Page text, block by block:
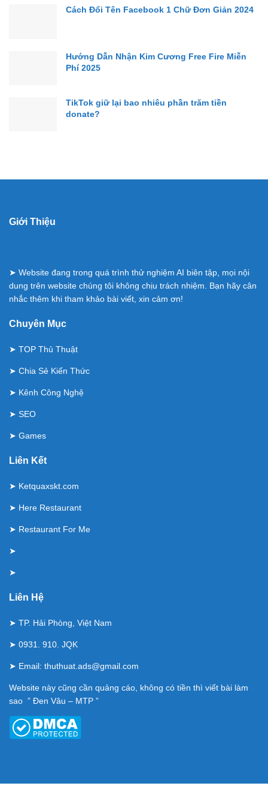
Cách Đổi Tên Facebook 1 Chữ Đơn Giản 2024
Hướng Dẫn Nhận Kim Cương Free Fire Miễn
Phí 2025
TikTok giữ lại bao nhiêu phần trăm tiền
donate?
Giới Thiệu
➤ Website đang trong quá trình thử nghiệm AI biên tập, mọi nội
dung trên website chúng tôi không chịu trách nhiệm. Bạn hãy cân
nhắc thêm khi tham khảo bài viết, xin cảm ơn!
Chuyên Mục
➤ TOP Thủ Thuật
➤ Chia Sẻ Kiến Thức
➤ Kênh Công Nghệ
➤ SEO
➤ Games
Liên Kết
➤ Ketquaxskt.com
➤ Here Restaurant
➤ Restaurant For Me
➤
➤
Liên Hệ
➤ TP. Hải Phòng, Việt Nam
➤ 0931. 910. JQK
➤ Email: thuthuat.ads@gmail.com
Website này cũng cần quảng cáo, không có tiền thì viết bài làm
sao ” Đen Vâu – MTP ”